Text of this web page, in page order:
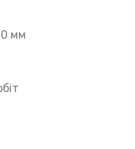
мм